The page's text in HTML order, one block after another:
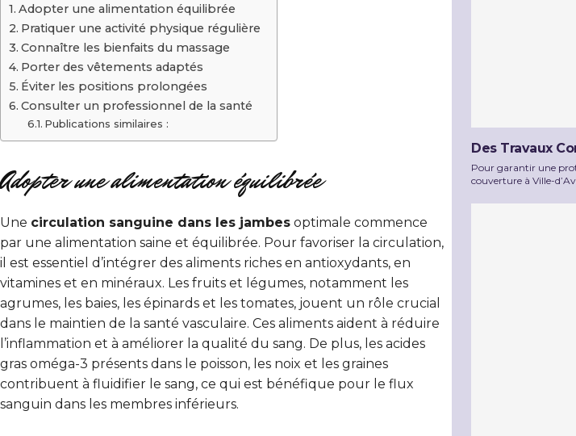
Adopter une alimentation équilibrée
Pratiquer une activité physique régulière
Connaître les bienfaits du massage
Porter des vêtements adaptés
Éviter les positions prolongées
Consulter un professionnel de la santé
Publications similaires :
Adopter une alimentation équilibrée
Une circulation sanguine dans les jambes optimale commence
par une alimentation saine et équilibrée. Pour favoriser la circulation,
il est essentiel d’intégrer des aliments riches en antioxydants, en
vitamines et en minéraux. Les fruits et légumes, notamment les
agrumes, les baies, les épinards et les tomates, jouent un rôle crucial
dans le maintien de la santé vasculaire. Ces aliments aident à réduire
l’inflammation et à améliorer la qualité du sang. De plus, les acides
gras oméga-3 présents dans le poisson, les noix et les graines
contribuent à fluidifier le sang, ce qui est bénéfique pour le flux
sanguin dans les membres inférieurs.
Des Travaux
Pour garantir une
couverture à Ville-